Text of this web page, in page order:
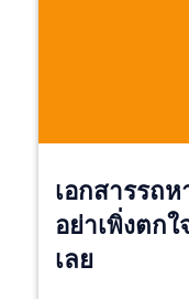
เอกสารรถ
อย่าเพิ่งตก
เลย